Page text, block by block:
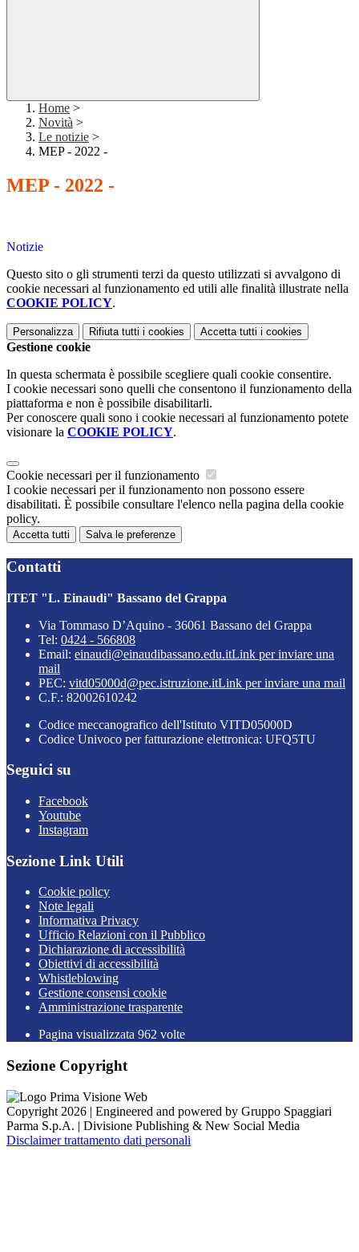
Home >
Novità >
Le notizie >
MEP - 2022 -
MEP - 2022 -
Notizie
Questo sito o gli strumenti terzi da questo utilizzati si avvalgono di
cookie necessari al funzionamento ed utili alle finalità illustrate nella
COOKIE POLICY.
Personalizza Rifiuta tutti i cookies Accetta tutti i cookies
Gestione cookie
In questa schermata è possibile scegliere quali cookie consentire.
I cookie necessari sono quelli che consentono il funzionamento della
piattaforma e non è possibile disabilitarli.
Per conoscere quali sono i cookie necessari al funzionamento potete
visionare la COOKIE POLICY.
Cookie necessari per il funzionamento
I cookie necessari per il funzionamento non possono essere
disabilitati. È possibile consultare l'elenco nella pagina della cookie
policy.
Accetta tutti Salva le preferenze
Contatti
ITET "L. Einaudi" Bassano del Grappa
Via Tommaso D’Aquino - 36061 Bassano del Grappa
Tel: 0424 - 566808
Email: einaudi@einaudibassano.edu.itLink per inviare una
mail
PEC: vitd05000d@pec.istruzione.itLink per inviare una mail
C.F.: 82002610242
Codice meccanografico dell'Istituto VITD05000D
Codice Univoco per fatturazione elettronica: UFQ5TU
Seguici su
Facebook
Youtube
Instagram
Sezione Link Utili
Cookie policy
Note legali
Informativa Privacy
Ufficio Relazioni con il Pubblico
Dichiarazione di accessibilità
Obiettivi di accessibilità
Whistleblowing
Gestione consensi cookie
Amministrazione trasparente
Pagina visualizzata 962 volte
Sezione Copyright
Copyright 2026 | Engineered and powered by Gruppo Spaggiari
Parma S.p.A. | Divisione Publishing & New Social Media
Disclaimer trattamento dati personali